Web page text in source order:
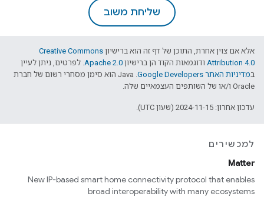
שליחת משוב
אלא אם צוין אחרת, התוכן של דף זה הוא ברישיון Creative Commons
Attribution 4.0 ודוגמאות הקוד הן ברישיון Apache 2.0 . לפרטים, ניתן לעיין
במדיניות האתר Google Developers‏
.‏ Java הוא סימן מסחרי רשום של חברת
Oracle ו/או של השותפים העצמאיים שלה.
עדכון אחרון: 2024-11-15 (שעון UTC).
למכשירים
Matter
New IP-based smart home connectivity protocol that enables
broad interoperability with many ecosystems